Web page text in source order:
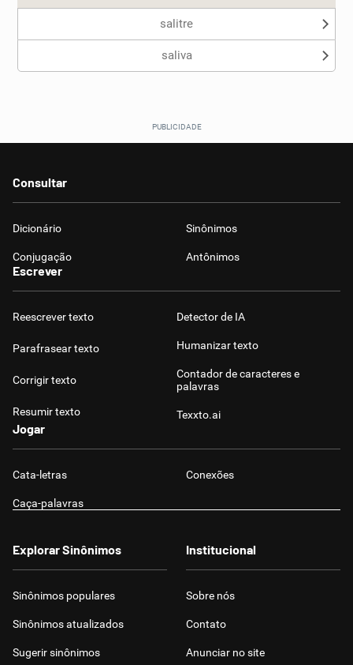
salitre
saliva
Consultar
Dicionário Sinônimos
Conjugação Antônimos
Escrever
Reescrever texto
Parafrasear texto
Corrigir texto
Resumir texto
Detector de IA
Humanizar texto
Contador de caracteres e
palavras
Texxto.ai
Jogar
Cata-letras Conexões
Caça-palavras
Explorar Sinônimos
Sinônimos populares
Sinônimos atualizados
Sugerir sinônimos
Institucional
Sobre nós
Contato
Anunciar no site